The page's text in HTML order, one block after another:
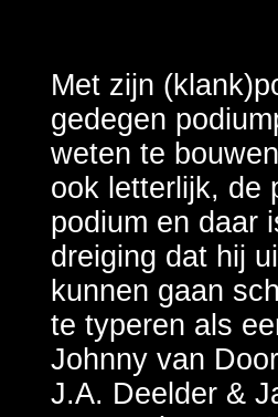
Met zijn
gedegen
weten te
ook letterlijk, de
podium en daar
dreiging dat hij
kunnen gaan
te typeren als
Johnny van
J.A. Deelder &